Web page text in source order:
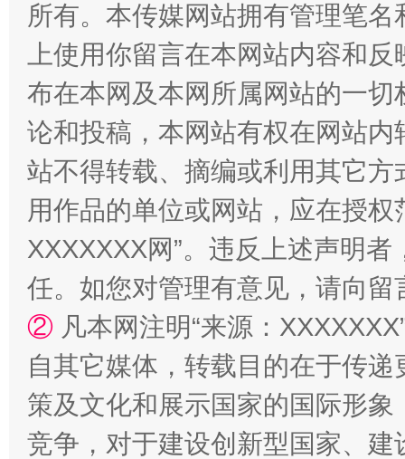
规模
国家大学科技园优化重塑工作
所有。本传媒网站拥有管理笔
上使用你留言在本网站内容和
布在本网及本网所属网站的一
论和投稿，本网站有权在网站
站不得转载、摘编或利用其它
用作品的单位或网站，应在授
XXXXXXX网”。违反上述声明
任。如您对管理有意见，请向
② 凡本网注明“来源：
自其它媒体，转载目的在于传
策及文化和展示国家的国际形
竞争，对于建设创新型国家、